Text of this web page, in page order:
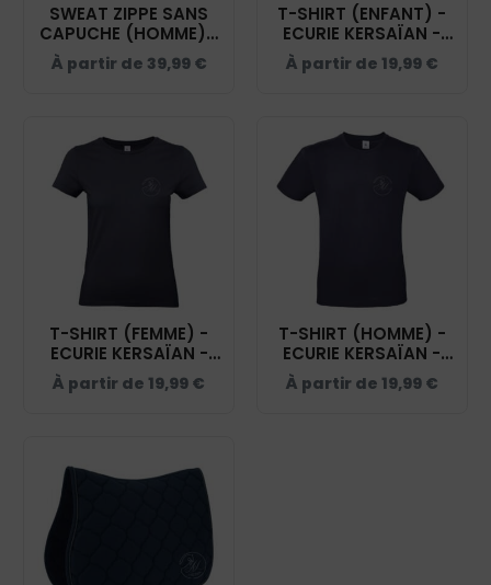
SWEAT ZIPPE SANS
CAPUCHE (HOMME) -
ECURIE KERSAÏAN -
NAVY - 021038
À partir de 39,99 €
T-SHIRT (ENFANT) -
ECURIE KERSAÏAN -
NAVY - BC03TK
À partir de 19,99 €
T-SHIRT (FEMME) -
ECURIE KERSAÏAN -
NAVY - BC04T
À partir de 19,99 €
T-SHIRT (HOMME) -
ECURIE KERSAÏAN -
NAVY - BC03T
À partir de 19,99 €